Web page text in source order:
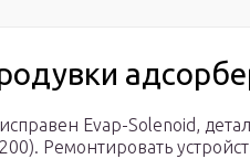
Evap-Solenoid,
Ремонтировать